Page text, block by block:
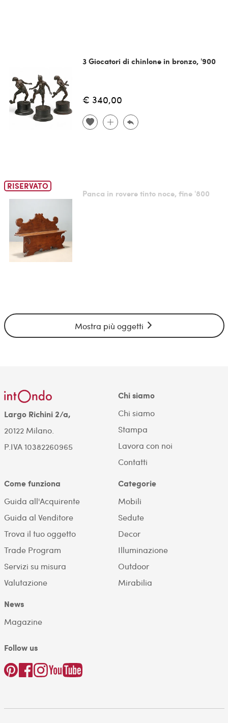
3 Giocatori di chinlone in bronzo, '900
€ 340,00
RISERVATO
Panca in rovere tinto noce, fine '800
Mostra più oggetti
Largo Richini 2/a,
20122 Milano.
P.IVA 10382260965
Chi siamo
Chi siamo
Stampa
Lavora con noi
Contatti
Come funziona
Guida all'Acquirente
Guida al Venditore
Trova il tuo oggetto
Trade Program
Servizi su misura
Valutazione
Categorie
Mobili
Sedute
Decor
Illuminazione
Outdoor
Mirabilia
News
Magazine
Follow us